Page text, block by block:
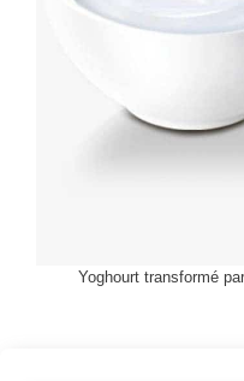
Yoghourt transformé